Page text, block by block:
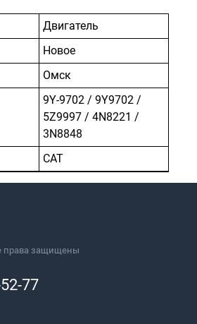
Двигатель
Новое
Омск
9Y-9702 / 9Y9702 /
5Z9997 / 4N8221 /
3N8848
САТ
права защищены
77